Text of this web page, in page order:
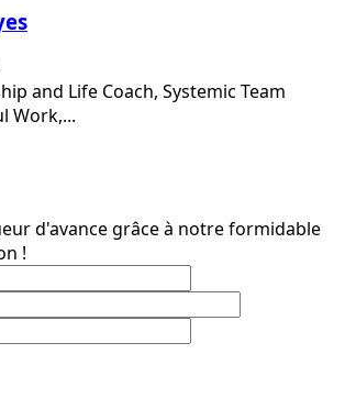
and Life Coach, Systemic Team
Work,...
d'avance grâce à notre formidable
!